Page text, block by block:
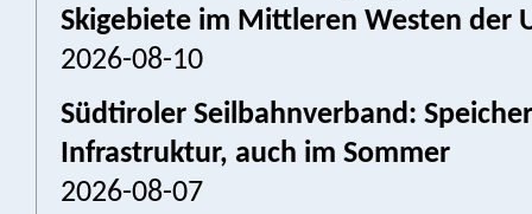
Skigebiete im Mittleren Westen der
2026-08-10
Südtiroler Seilbahnverband:
Infrastruktur, auch im Sommer
2026-08-07